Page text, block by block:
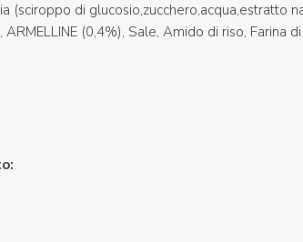
(sciroppo di glucosio,zucchero,acqua,estratto
(0,4%), Sale, Amido di riso, Farina